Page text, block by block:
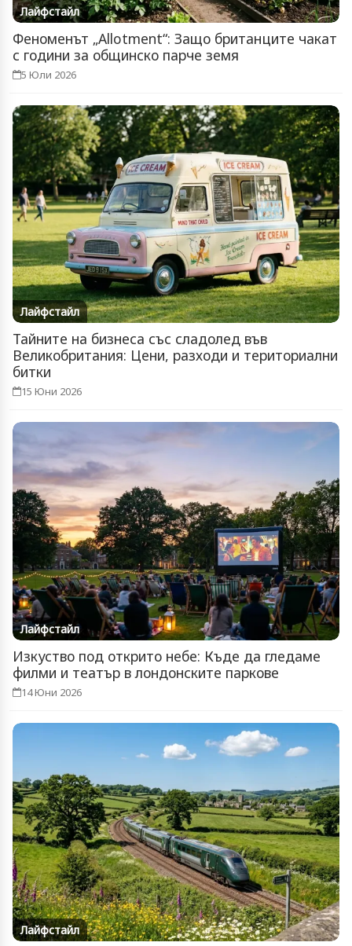
Лайфстайл
Феноменът „Allotment“: Защо британците чакат
с години за общинско парче земя
5 Юли 2026
Лайфстайл
Тайните на бизнеса със сладолед във
Великобритания: Цени, разходи и териториални
битки
15 Юни 2026
Лайфстайл
Изкуство под открито небе: Къде да гледаме
филми и театър в лондонските паркове
14 Юни 2026
Лайфстайл